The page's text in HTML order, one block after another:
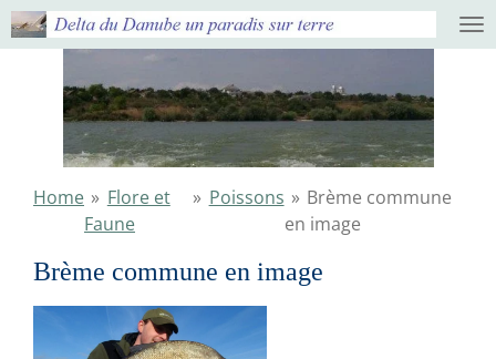
Ga
direct
hoofdinhoud
Home » Flore et
Faune
» Poissons » Brème commune
en image
Brème commune en image